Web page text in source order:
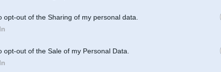
opt-out of the Sharing of my personal data.
opt-out of the Sale of my Personal Data.